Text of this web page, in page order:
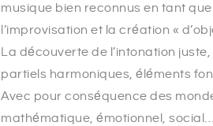
musique bien reconnus en tant
l’improvisation et la création «
La découverte de l’intonation
partiels harmoniques, éléments
Avec pour conséquence des
mathématique, émotionnel, social…